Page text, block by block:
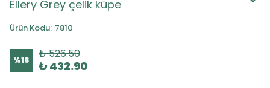
Ellery Grey çelik küpe
Ürün Kodu: 7810
%18 ₺ 526.50
₺ 432.90